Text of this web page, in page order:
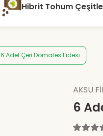
Hibrit Tohum
6 Adet Çeri Domates Fidesi
AKSU
6